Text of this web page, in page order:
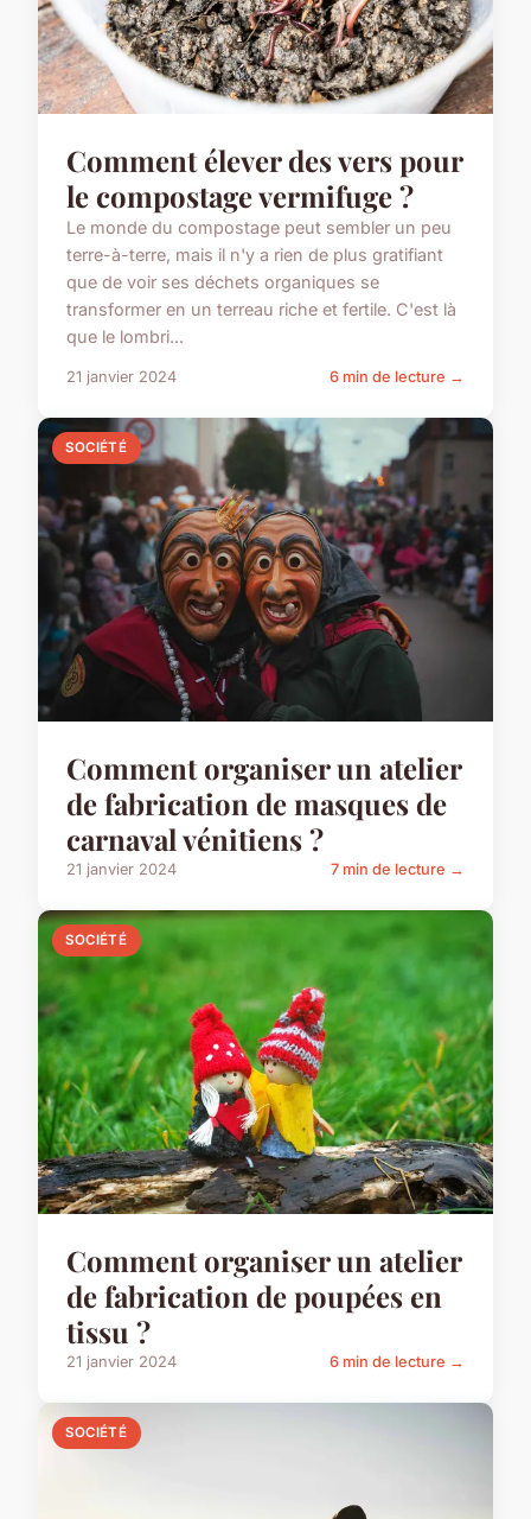
Comment élever des vers pour
le compostage vermifuge ?
Le monde du compostage peut sembler un peu
terre-à-terre, mais il n'y a rien de plus gratifiant
que de voir ses déchets organiques se
transformer en un terreau riche et fertile. C'est là
que le lombri...
21 janvier 2024 6 min de lecture →
SOCIÉTÉ
Comment organiser un atelier
de fabrication de masques de
carnaval vénitiens ?
21 janvier 2024 7 min de lecture →
SOCIÉTÉ
Comment organiser un atelier
de fabrication de poupées en
tissu ?
21 janvier 2024 6 min de lecture →
SOCIÉTÉ